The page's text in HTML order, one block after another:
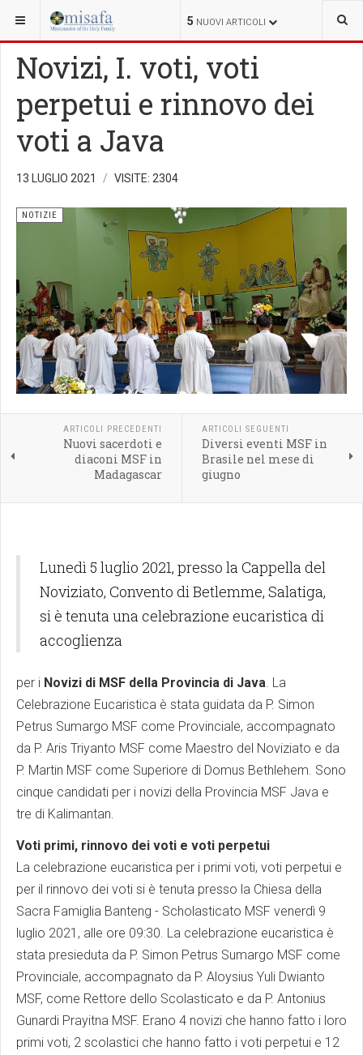
5 NUOVI ARTICOLI
SEI QUI:
Novizi, I. voti, voti
perpetui e rinnovo dei
voti a Java
13 LUGLIO 2021 VISITE: 2304
NOTIZIE
ARTICOLI PRECEDENTI
Nuovi sacerdoti e
diaconi MSF in
Madagascar
ARTICOLI SEGUENTI
Diversi eventi MSF in
Brasile nel mese di
giugno
Lunedì 5 luglio 2021, presso la Cappella del
Noviziato, Convento di Betlemme, Salatiga,
si è tenuta una celebrazione eucaristica di
accoglienza
per i Novizi di MSF della Provincia di Java . La
Celebrazione Eucaristica è stata guidata da P. Simon
Petrus Sumargo MSF come Provinciale, accompagnato
da P. Aris Triyanto MSF come Maestro del Noviziato e da
P. Martin MSF come Superiore di Domus Bethlehem. Sono
cinque candidati per i novizi della Provincia MSF Java e
tre di Kalimantan.
Voti primi, rinnovo dei voti e voti perpetui
La celebrazione eucaristica per i primi voti, voti perpetui e
per il rinnovo dei voti si è tenuta presso la Chiesa della
Sacra Famiglia Banteng - Scholasticato MSF venerdì 9
luglio 2021, alle ore 09:30. La celebrazione eucaristica è
stata presieduta da P. Simon Petrus Sumargo MSF come
Provinciale, accompagnato da P. Aloysius Yuli Dwianto
MSF, come Rettore dello Scolasticato e da P. Antonius
Gunardi Prayitna MSF. Erano 4 novizi che hanno fatto i loro
primi voti, 2 scolastici che hanno fatto i voti perpetui e 12